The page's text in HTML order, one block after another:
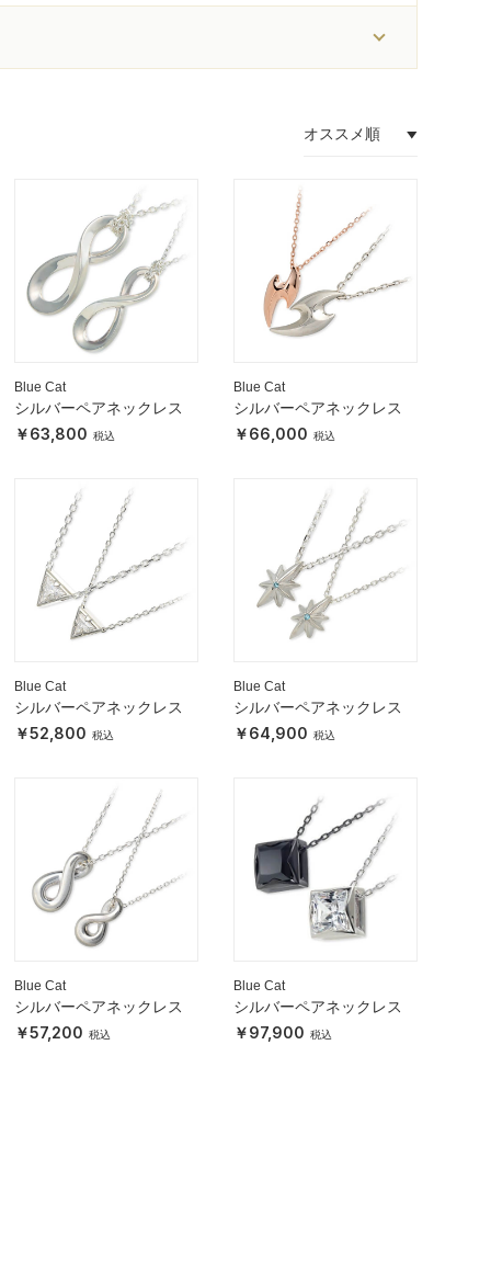
Blue Cat
シルバーペアネックレス
63,800
Blue Cat
シルバーペアネックレス
66,000
Blue Cat
シルバーペアネックレス
52,800
Blue Cat
シルバーペアネックレス
64,900
Blue Cat
シルバーペアネックレス
57,200
Blue Cat
シルバーペアネックレス
97,900